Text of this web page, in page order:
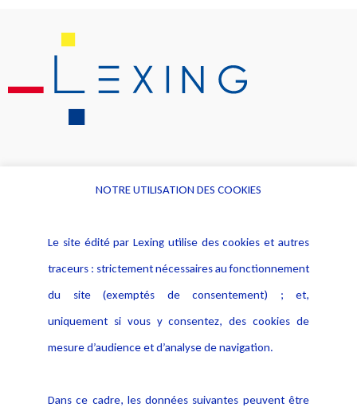
Alerte professionnelle
Déclaration d'accessibilité
Notice Légale
Politique de protection des
données
Publications
NOTRE UTILISATION DES COOKIES
Le site édité par Lexing utilise des cookies et autres
traceurs : strictement nécessaires au fonctionnement
du site (exemptés de consentement) ; et,
uniquement si vous y consentez, des cookies de
mesure d’audience et d’analyse de navigation.
Dans ce cadre, les données suivantes peuvent être